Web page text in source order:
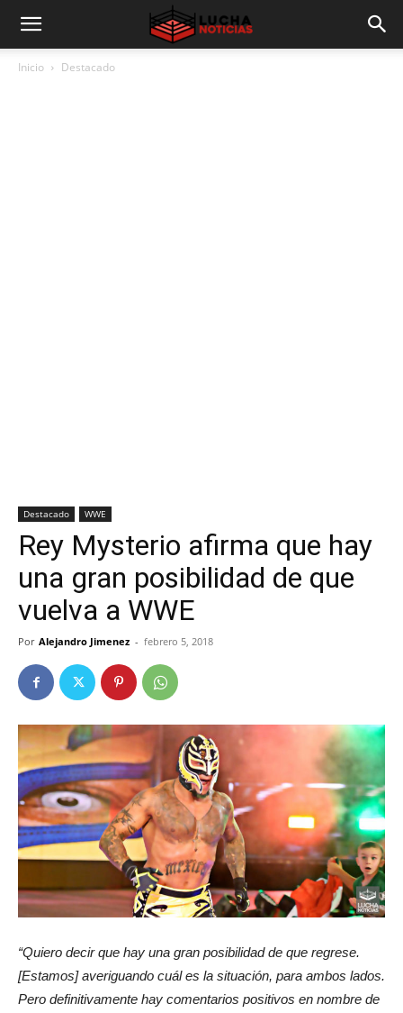
Inicio Destacado
Destacado WWE
Rey Mysterio afirma que hay
una gran posibilidad de que
vuelva a WWE
Por Alejandro Jimenez - febrero 5, 2018
“Quiero decir que hay una gran posibilidad de que regrese.
[Estamos] averiguando cuál es la situación, para ambos lados.
Pero definitivamente hay comentarios positivos en nombre de